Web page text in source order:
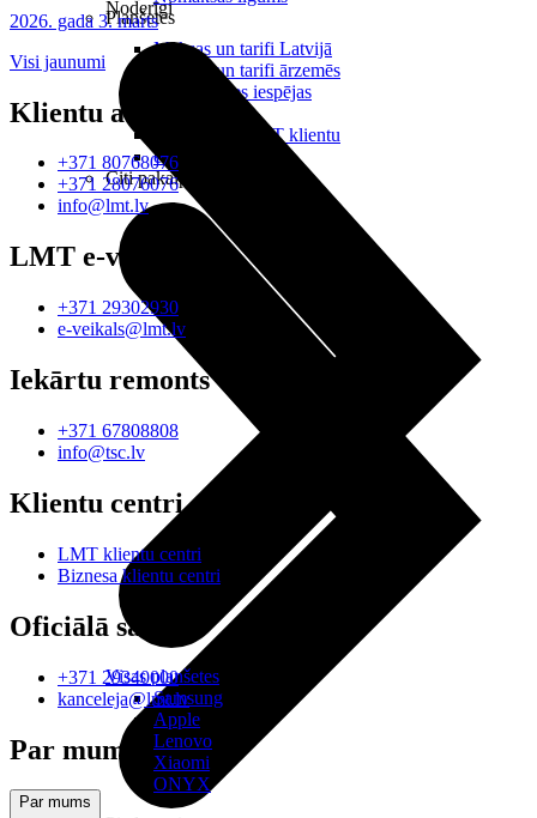
Noderīgi
Maksas un tarifi Latvijā
Maksas un tarifi ārzemēs
LMT Kartes iespējas
Kā kļūt par LMT klientu
eSIM tehnoloģija
Citi pakalpojumi
Planšetes
Visas planšetes
Samsung
Apple
Lenovo
Xiaomi
ONYX
2026. gada 3. marts
Visi jaunumi
Klientu atbalsts
+371 80768076
+371 28076076
info@lmt.lv
LMT e-veikals
+371 29302930
e-veikals@lmt.lv
Iekārtu remonts
+371 67808808
info@tsc.lv
Klientu centri
LMT klientu centri
Biznesa klientu centri
Oficiālā saziņa
+371 29340000
kanceleja@lmt.lv
Par mums
Par mums